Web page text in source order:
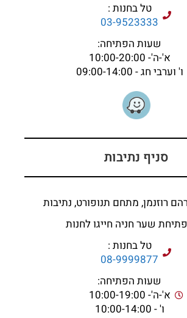
טל בחנות :
03-9523333
שעות הפתיחה:
א'-ה'- 10:00-20:00
ו' וערבי חג - 09:00-14:00
סניף נתיבות
רוזנמן, מתחם תנופורט, נתיבות
שער חניה חייגו לחנות
טל בחנות :
08-9999877
שעות הפתיחה:
א'-ה'- 10:00-19:00
ו' - 10:00-14:00